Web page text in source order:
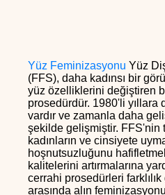
Yüz Feminizasyonu Yüz
(FFS), daha kadınsı bir
yüz özelliklerini değiştiren
prosedürdür. 1980'li yıllara
vardır ve zamanla daha
şekilde gelişmiştir. FFS'nin
kadınların ve cinsiyete
hoşnutsuzluğunu
kalitelerini artırmalarına
cerrahi prosedürleri
arasında alın